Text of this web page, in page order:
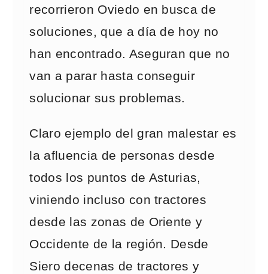
recorrieron Oviedo en busca de
soluciones, que a día de hoy no
han encontrado. Aseguran que no
van a parar hasta conseguir
solucionar sus problemas.
Claro ejemplo del gran malestar es
la afluencia de personas desde
todos los puntos de Asturias,
viniendo incluso con tractores
desde las zonas de Oriente y
Occidente de la región. Desde
Siero decenas de tractores y